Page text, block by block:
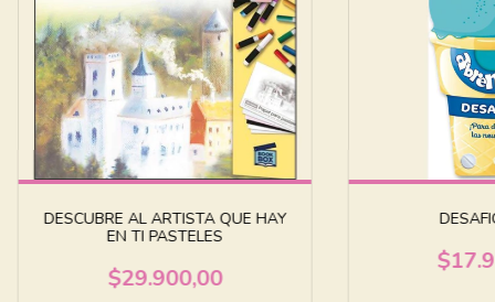
DESCUBRE AL ARTISTA QUE HAY
EN TI PASTELES
$29.900,00